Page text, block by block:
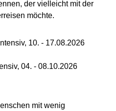
der vielleicht mit der
möchte.
10. - 17.08.2026
04. - 08.10.2026
mit wenig